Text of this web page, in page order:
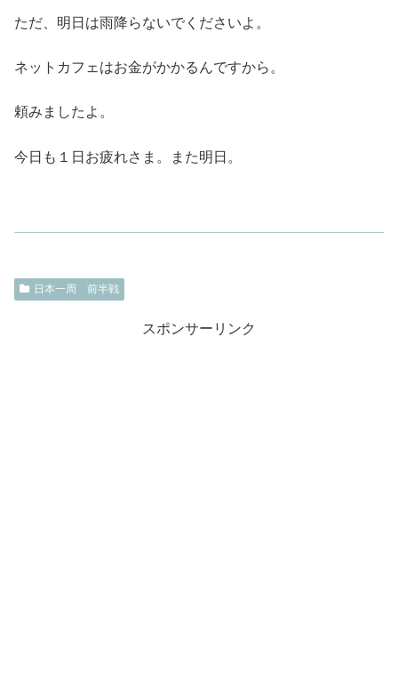
ただ、明日は雨降らないでくださいよ。
ネットカフェはお金がかかるんですから。
頼みましたよ。
今日も１日お疲れさま。また明日。
日本一周 前半戦
スポンサーリンク